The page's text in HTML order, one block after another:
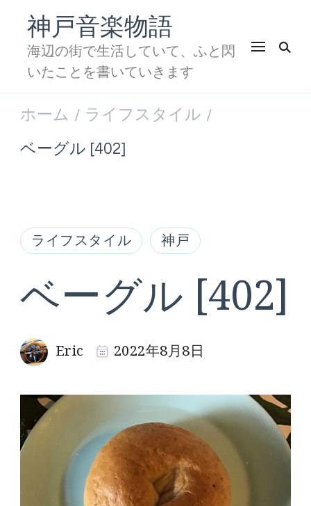
神戸音楽物語
海辺の街で生活していて、ふと閃
いたことを書いていきます
ホーム / ライフスタイル /
ベーグル [402]
ライフスタイル 神戸
ベーグル [402]
Eric 2022年8月8日